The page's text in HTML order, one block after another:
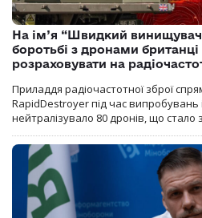
На ім’я “Швидкий
боротьбі з дронами
розраховувати на
Приладдя радіочастотної зброї
RapidDestroyer під час випробувань
нейтралізувало 80 дронів, що